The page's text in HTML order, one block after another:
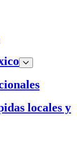
locales y